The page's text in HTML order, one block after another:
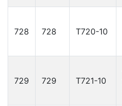
728 728 Т720-10
729 729 Т721-10